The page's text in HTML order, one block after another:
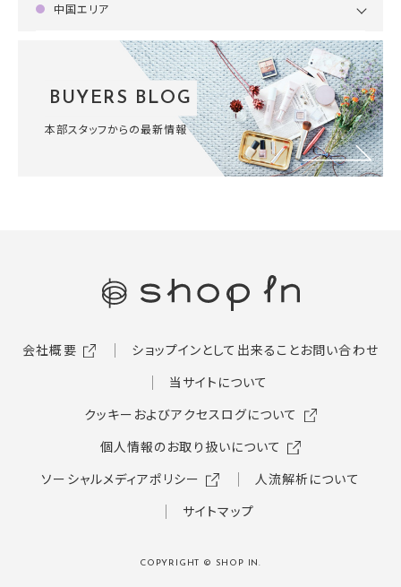
中国エリア
BUYERS BLOG
本部スタッフからの最新情報
会社概要 ショップインとして出来ることお問い合わせ
当サイトについて
クッキーおよびアクセスログについて
個人情報のお取り扱いについて
ソーシャルメディアポリシー
人流解析について
サイトマップ
COPYRIGHT © SHOP IN.